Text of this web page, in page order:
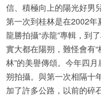
信、積極向上的陽光好男兒
第一次到桂林是在2002年
龍勝拍攝“赤龍”專輯，到
實大都在陽朔，難怪會有
林”的美譽傳頌。今年四
朔拍攝。與第一次相隔十
加了許多公路，以前的碎